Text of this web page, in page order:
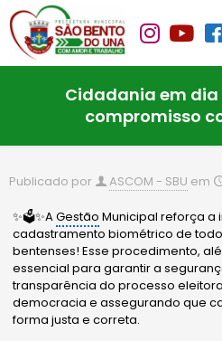
Cidadania em dia
compromisso
Publicado por ASCOM - SBU em
✨🗳️✨AGestão Municipal reforça a
cadastramento biométrico de
bentenses! Esse procedimento,
essencial para garantir a
transparência do processo
democracia e assegurando que
forma justa e correta.